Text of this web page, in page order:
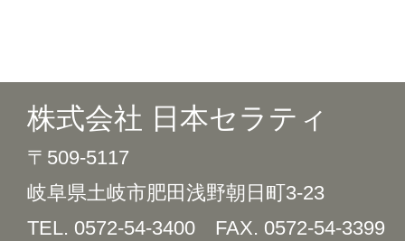
株式会社 日本セラティ
〒509-5117
岐阜県土岐市肥田浅野朝日町3-23
TEL. 0572-54-3400 FAX. 0572-54-3399